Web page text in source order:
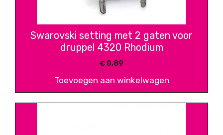
Swarovski setting met 2 gaten voor
druppel 4320 Rhodium
€ 0,89
Toevoegen aan winkelwagen